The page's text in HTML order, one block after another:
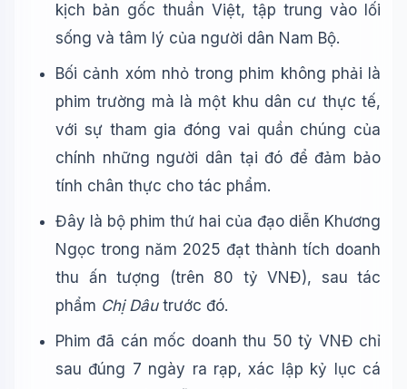
kịch bản gốc thuần Việt, tập trung vào lối
sống và tâm lý của người dân Nam Bộ.
Bối cảnh xóm nhỏ trong phim không phải là
phim trường mà là một khu dân cư thực tế,
với sự tham gia đóng vai quần chúng của
chính những người dân tại đó để đảm bảo
tính chân thực cho tác phẩm.
Đây là bộ phim thứ hai của đạo diễn Khương
Ngọc trong năm 2025 đạt thành tích doanh
thu ấn tượng (trên 80 tỷ VNĐ), sau tác
phẩm Chị Dâutrước đó.
Phim đã cán mốc doanh thu 50 tỷ VNĐ chỉ
sau đúng 7 ngày ra rạp, xác lập kỷ lục cá